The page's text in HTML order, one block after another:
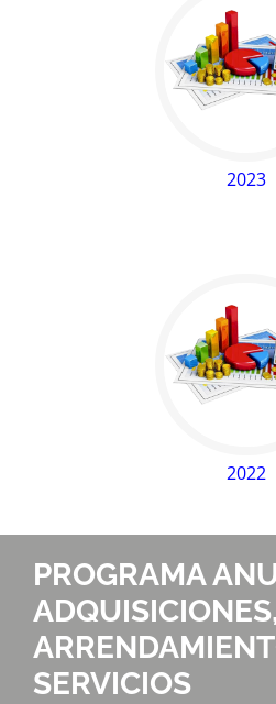
2023
2022
PROGRAMA
ADQUISICIONES,
SERVICIOS